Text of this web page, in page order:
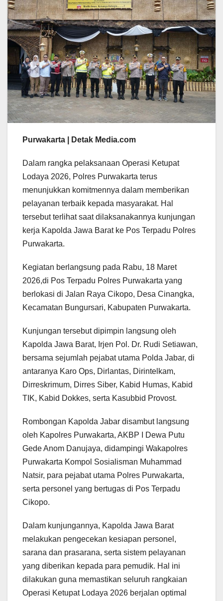
Purwakarta | Detak Media.com
Dalam rangka pelaksanaan Operasi Ketupat
Lodaya 2026, Polres Purwakarta terus
menunjukkan komitmennya dalam memberikan
pelayanan terbaik kepada masyarakat. Hal
tersebut terlihat saat dilaksanakannya kunjungan
kerja Kapolda Jawa Barat ke Pos Terpadu Polres
Purwakarta.
Kegiatan berlangsung pada Rabu, 18 Maret
2026,di Pos Terpadu Polres Purwakarta yang
berlokasi di Jalan Raya Cikopo, Desa Cinangka,
Kecamatan Bungursari, Kabupaten Purwakarta.
Kunjungan tersebut dipimpin langsung oleh
Kapolda Jawa Barat, Irjen Pol. Dr. Rudi Setiawan,
bersama sejumlah pejabat utama Polda Jabar, di
antaranya Karo Ops, Dirlantas, Dirintelkam,
Dirreskrimum, Dirres Siber, Kabid Humas, Kabid
TIK, Kabid Dokkes, serta Kasubbid Provost.
Rombongan Kapolda Jabar disambut langsung
oleh Kapolres Purwakarta, AKBP I Dewa Putu
Gede Anom Danujaya, didampingi Wakapolres
Purwakarta Kompol Sosialisman Muhammad
Natsir, para pejabat utama Polres Purwakarta,
serta personel yang bertugas di Pos Terpadu
Cikopo.
Dalam kunjungannya, Kapolda Jawa Barat
melakukan pengecekan kesiapan personel,
sarana dan prasarana, serta sistem pelayanan
yang diberikan kepada para pemudik. Hal ini
dilakukan guna memastikan seluruh rangkaian
Operasi Ketupat Lodaya 2026 berjalan optimal